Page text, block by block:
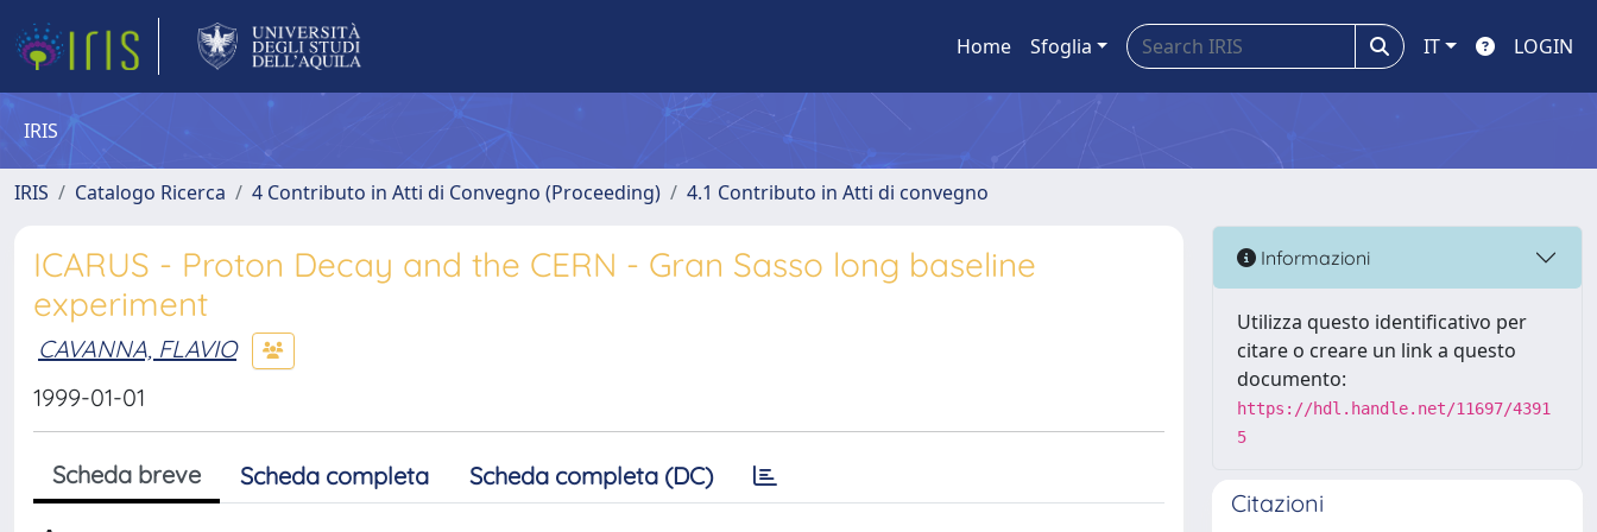
Home Sfoglia IT LOGIN
IRIS
IRIS Catalogo Ricerca 4 Contributo in Atti di Convegno (Proceeding) 4.1 Contributo in Atti di convegno
ICARUS - Proton Decay and the CERN - Gran Sasso long baseline
experiment
CAVANNA, FLAVIO
1999-01-01
Scheda breve Scheda completa Scheda completa (DC)
Informazioni
Utilizza questo identificativo per
citare o creare un link a questo
documento:
https://hdl.handle.net/11697/4391
5
Citazioni